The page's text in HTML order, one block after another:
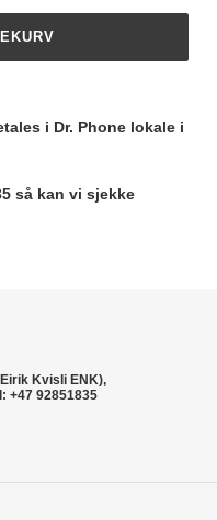
i Dr. Phone lokale i
så kan vi sjekke
Kvisli ENK),
+47 92851835